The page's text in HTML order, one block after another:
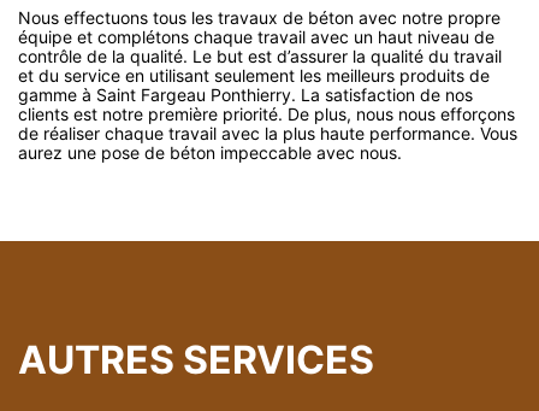
Nous effectuons tous les travaux de béton avec notre propre
équipe et complétons chaque travail avec un haut niveau de
contrôle de la qualité. Le but est d’assurer la qualité du travail
et du service en utilisant seulement les meilleurs produits de
gamme à Saint Fargeau Ponthierry. La satisfaction de nos
clients est notre première priorité. De plus, nous nous efforçons
de réaliser chaque travail avec la plus haute performance. Vous
aurez une pose de béton impeccable avec nous.
AUTRES SERVICES